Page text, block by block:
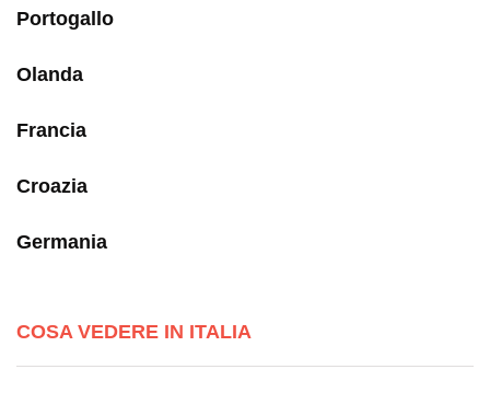
Portogallo
Olanda
Francia
Croazia
Germania
COSA VEDERE IN ITALIA